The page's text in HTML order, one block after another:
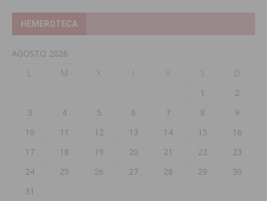
HEMEROTECA
AGOSTO 2026
L
M X J V S
D
1
2
3
4 5 6 7 8
9
10
11 12 13 14 15
16
17
18 19 20 21 22
23
24
25 26 27 28 29
30
31